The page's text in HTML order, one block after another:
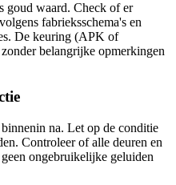
goud waard. Check of er
fabrieksschema's en
De keuring (APK of
belangrijke opmerkingen
na. Let op de conditie
Controleer of alle deuren en
ongebruikelijke geluiden